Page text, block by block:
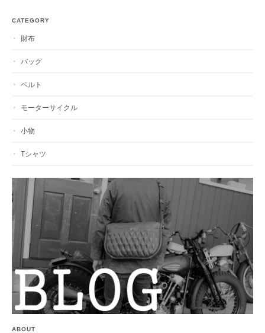
CATEGORY
財布
バッグ
ベルト
モーターサイクル
小物
Tシャツ
ABOUT